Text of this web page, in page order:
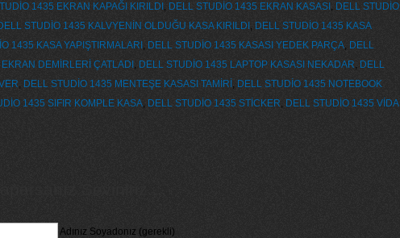
1435 EKRAN KAPAĞI KIRILDI , DELL STUDİO 1435 EKRAN KASASI , DELL STUDİO
STUDİO 1435 KALVYENİN OLDUĞU KASA KIRILDI , DELL STUDİO 1435 KASA
1435 KASA YAPIŞTIRMALARI , DELL STUDİO 1435 KASASI YEDEK PARÇA, DELL
DEMİRLERİ ÇATLADI , DELL STUDİO 1435 LAPTOP KASASI NEKADAR, DELL
, DELL STUDİO 1435 MENTEŞE KASASI TAMİRİ , DELL STUDİO 1435 NOTEBOOK
1435 SIFIR KOMPLE KASA, DELL STUDİO 1435 STİCKER, DELL STUDİO 1435 VİDA
Adınız Soyadonız (gerekli)